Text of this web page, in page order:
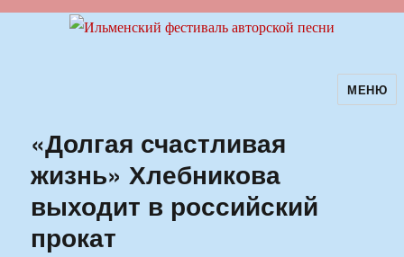
Ильменский фестиваль авторскойМЕНЮ
«Долгая счастливая
жизнь» Хлебникова
выходит в российский
прокат